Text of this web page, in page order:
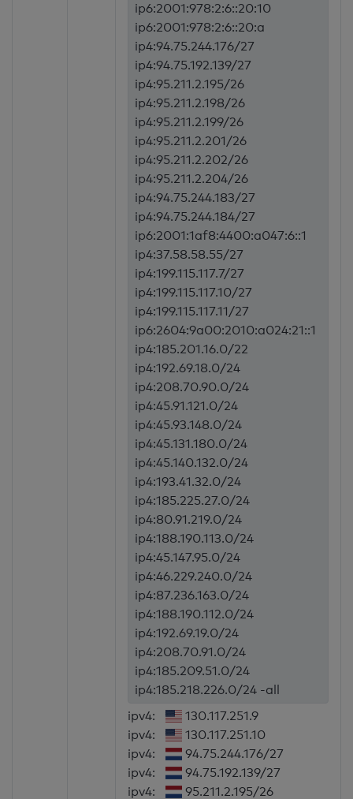
ip6:2001:978:2:6::20:10
ip6:2001:978:2:6::20:a
ip4:94.75.244.176/27
ip4:94.75.192.139/27
ip4:95.211.2.195/26
ip4:95.211.2.198/26
ip4:95.211.2.199/26
ip4:95.211.2.201/26
ip4:95.211.2.202/26
ip4:95.211.2.204/26
ip4:94.75.244.183/27
ip4:94.75.244.184/27
ip6:2001:1af8:4400:a047:6::1
ip4:37.58.58.55/27
ip4:199.115.117.7/27
ip4:199.115.117.10/27
ip4:199.115.117.11/27
ip6:2604:9a00:2010:a024:21::1
ip4:185.201.16.0/22
ip4:192.69.18.0/24
ip4:208.70.90.0/24
ip4:45.91.121.0/24
ip4:45.93.148.0/24
ip4:45.131.180.0/24
ip4:45.140.132.0/24
ip4:193.41.32.0/24
ip4:185.225.27.0/24
ip4:80.91.219.0/24
ip4:188.190.113.0/24
ip4:45.147.95.0/24
ip4:46.229.240.0/24
ip4:87.236.163.0/24
ip4:188.190.112.0/24
ip4:192.69.19.0/24
ip4:208.70.91.0/24
ip4:185.209.51.0/24
ip4:185.218.226.0/24 -all
ipv4:
130.117.251.9
ipv4:
130.117.251.10
ipv4:
94.75.244.176/27
ipv4:
94.75.192.139/27
ipv4:
95.211.2.195/26